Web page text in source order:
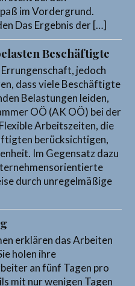
im Vordergrund.
Das Ergebnis der […]
Beschäftigte
jedoch
dass viele Beschäftigte
Belastungen leiden,
OÖ (AK OÖ) bei der
Arbeitszeiten, die
berücksichtigen,
Im Gegensatz dazu
durch unregelmäßige
erklären das Arbeiten
holen ihre
an fünf Tagen pro
mit nur wenigen Tagen